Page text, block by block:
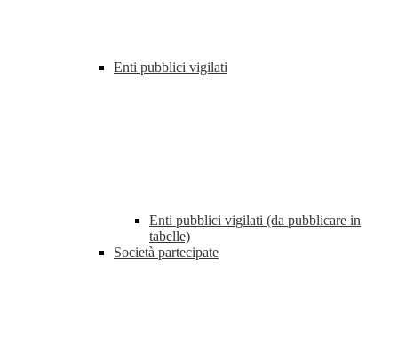
Enti pubblici vigilati
Enti pubblici vigilati (da pubblicare in
tabelle)
Società partecipate